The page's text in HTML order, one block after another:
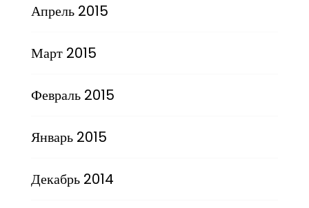
Апрель 2015
Март 2015
Февраль 2015
Январь 2015
Декабрь 2014